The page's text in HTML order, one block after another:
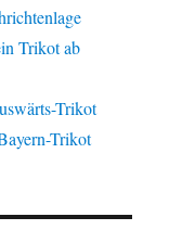
Trikot ab
Trikot
Trikot